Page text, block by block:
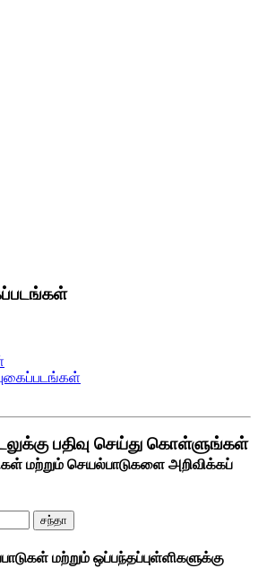
பதிவு செய்து கொள்ளுங்கள்
மற்றும் செயல்பாடுகளை அறிவிக்கப்
சந்தா
மற்றும் ஒப்பந்தப்புள்ளிகளுக்கு